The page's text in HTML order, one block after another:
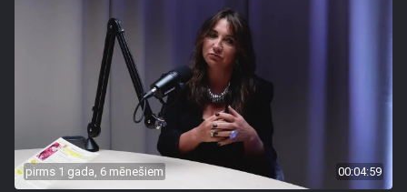
pirms 1 gada, 6 mēnešiem 00:04:59